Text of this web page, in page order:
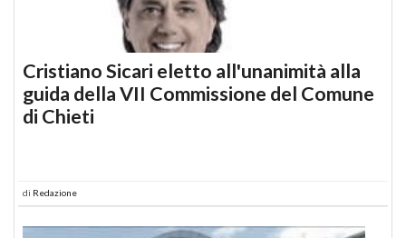
Cristiano Sicari eletto all'unanimità alla
guida della VII Commissione del Comune
di Chieti
di Redazione